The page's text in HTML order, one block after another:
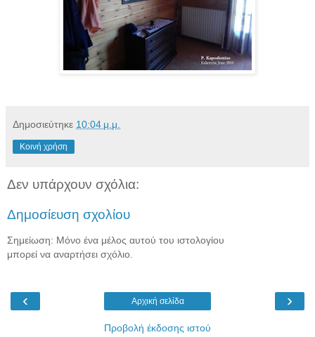
Δημοσιεύτηκε 10:04 μ.μ.
Κοινή χρήση
Δεν υπάρχουν σχόλια:
Δημοσίευση σχολίου
Σημείωση: Μόνο ένα μέλος αυτού του ιστολογίου
μπορεί να αναρτήσει σχόλιο.
‹ ›
Αρχική σελίδα
Προβολή έκδοσης ιστού